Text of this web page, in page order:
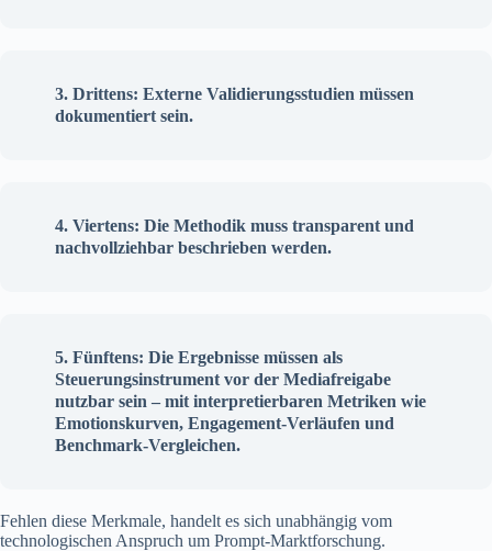
Drittens: Externe Validierungsstudien müssen
dokumentiert sein.
Viertens: Die Methodik muss transparent und
nachvollziehbar beschrieben werden.
Fünftens: Die Ergebnisse müssen als
Steuerungsinstrument vor der Mediafreigabe
nutzbar sein – mit interpretierbaren Metriken wie
Emotionskurven, Engagement-Verläufen und
Benchmark-Vergleichen.
Fehlen diese Merkmale, handelt es sich unabhängig vom
technologischen Anspruch um Prompt-Marktforschung.